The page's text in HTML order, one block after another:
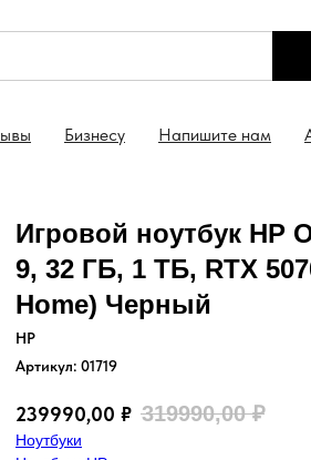
Бизнесу Напишите нам
Игровой ноутбук HP
9, 32 ГБ, 1 ТБ, RTX
Home) Черный
HP
Артикул: 01719
239990,00 ₽ 319990,00 ₽
Ноутбуки